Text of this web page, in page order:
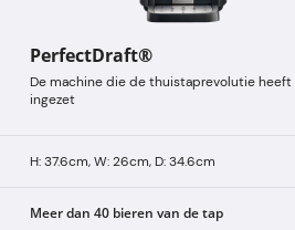
PerfectDraft®
De machine die de thuistaprevolutie heeft
ingezet
H: 37.6cm, W: 26cm, D: 34.6cm
Meer dan 40 bieren van de tap